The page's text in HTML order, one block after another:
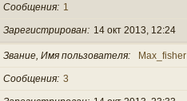
Сообщения 1
Зарегистрирован 14 окт 2013, 12:24
Звание, Имя пользователя Max_fisher
Сообщения 3